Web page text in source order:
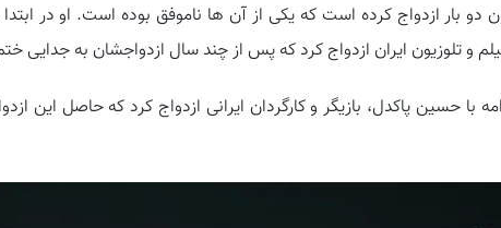
دو بار ازدواج کرده است که یکی از آن ها ناموفق بوده است. او در
و تلوزیون ایران ازدواج کرد که پس از چند سال ازدواجشان به جدایی
با حسین پاکدل، بازیگر و کارگردان ایرانی ازدواج کرد که حاصل این